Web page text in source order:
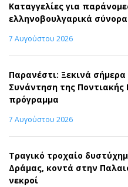
Καταγγελίες για
ελληνοβουλγαρικά
7 Αυγούστου 2026
Παρανέστι: Ξεκινά
Συνάντηση της Ποντιακής
πρόγραμμα
7 Αυγούστου 2026
Τραγικό τροχαίο
Δράμας, κοντά στην
νεκροί